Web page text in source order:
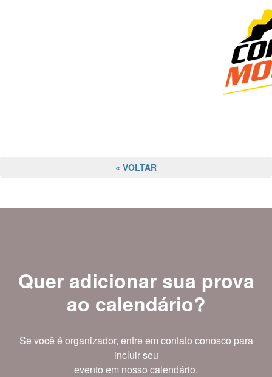
« VOLTAR
Quer adicionar sua prova
ao calendário?
Se você é organizador, entre em contato conosco para
incluir seu
evento em nosso calendário.